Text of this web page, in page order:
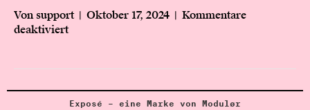
Vonsupport | Oktober 17, 2024 | Kommentare
deaktiviertf
H
o
lExposé – eine Marke von Modulør